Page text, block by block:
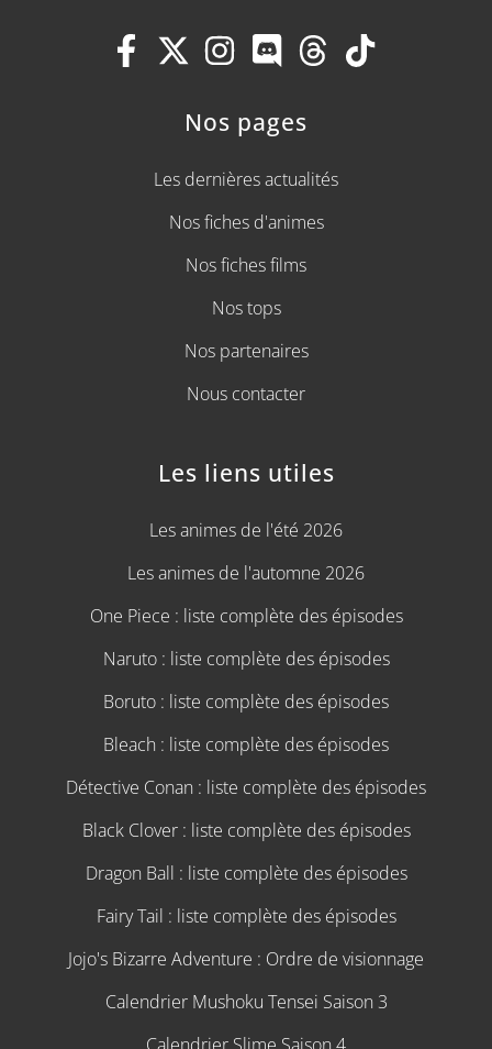
Nos pages
Les dernières actualités
Nos fiches d'animes
Nos fiches films
Nos tops
Nos partenaires
Nous contacter
Les liens utiles
Les animes de l'été 2026
Les animes de l'automne 2026
One Piece : liste complète des épisodes
Naruto : liste complète des épisodes
Boruto : liste complète des épisodes
Bleach : liste complète des épisodes
Détective Conan : liste complète des épisodes
Black Clover : liste complète des épisodes
Dragon Ball : liste complète des épisodes
Fairy Tail : liste complète des épisodes
Jojo's Bizarre Adventure : Ordre de visionnage
Calendrier Mushoku Tensei Saison 3